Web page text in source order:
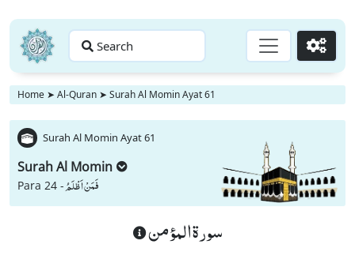
Search Go
Home ➤ Al-Quran ➤ Surah Al Momin Ayat 61
Surah Al Momin Ayat 61
Surah Al Momin
Para 24 -فَمَنْ اَظْلَمُ
سورة المؤمن